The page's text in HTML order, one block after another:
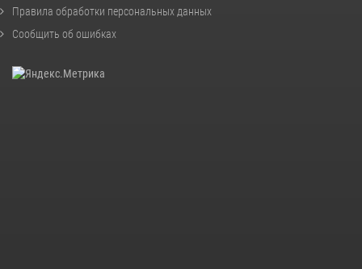
Правила обработки персональных данных
Сообщить об ошибках